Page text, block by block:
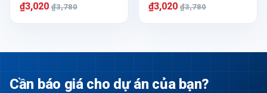
₫3,020 ₫3,780 ₫3,020 ₫3,780
Cần báo giá cho dự án của bạn?